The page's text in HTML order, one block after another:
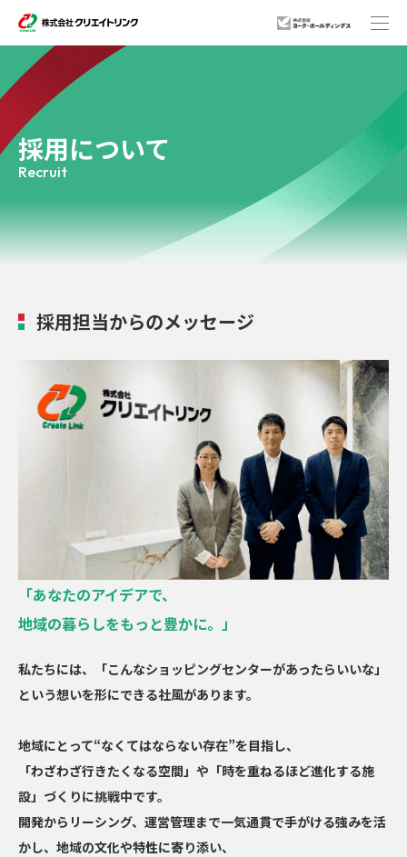
店舗一覧
ニュースリリース
採用情報
採用について
Recruit
採用担当からのメッセージ
「あなたのアイデアで、
地域の暮らしをもっと豊かに。」
私たちには、「こんなショッピングセンターがあったらいいな」
という想いを形にできる社風があります。
地域にとって“なくてはならない存在”を目指し、
「わざわざ行きたくなる空間」や 「時を重ねるほど進化する施
設」づくりに挑戦中です。
開発からリーシング、運営管理まで一気通貫で手がける強みを活
かし、地域の文化や特性に寄り添い、